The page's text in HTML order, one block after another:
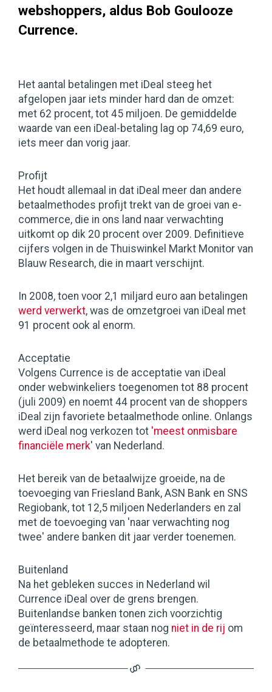
webshoppers, aldus Bob Goulooze
Currence.
Het aantal betalingen met iDeal steeg het
afgelopen jaar iets minder hard dan de omzet:
met 62 procent, tot 45 miljoen. De gemiddelde
waarde van een iDeal-betaling lag op 74,69 euro,
iets meer dan vorig jaar.
Profijt
Het houdt allemaal in dat iDeal meer dan andere
betaalmethodes profijt trekt van de groei van e-
commerce, die in ons land naar verwachting
uitkomt op dik 20 procent over 2009. Definitieve
cijfers volgen in de Thuiswinkel Markt Monitor van
Blauw Research, die in maart verschijnt.
In 2008, toen voor 2,1 miljard euro aan betalingen
werd verwerkt, was de omzetgroei van iDeal met
91 procent ook al enorm.
Acceptatie
Volgens Currence is de acceptatie van iDeal
onder webwinkeliers toegenomen tot 88 procent
(juli 2009) en noemt 44 procent van de shoppers
iDeal zijn favoriete betaalmethode online. Onlangs
werd iDeal nog verkozen tot 'meest onmisbare
financiële merk' van Nederland.
Het bereik van de betaalwijze groeide, na de
toevoeging van Friesland Bank, ASN Bank en SNS
Regiobank, tot 12,5 miljoen Nederlanders en zal
met de toevoeging van 'naar verwachting nog
twee' andere banken dit jaar verder toenemen.
Buitenland
Na het gebleken succes in Nederland wil
Currence iDeal over de grens brengen.
Buitenlandse banken tonen zich voorzichtig
geïnteresseerd, maar staan nog niet in de rij om
de betaalmethode te adopteren.